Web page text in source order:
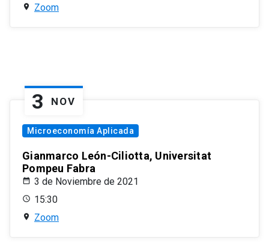
Zoom
3 NOV
Microeconomía Aplicada
Gianmarco León-Ciliotta, Universitat
Pompeu Fabra
3 de Noviembre de 2021
15:30
Zoom